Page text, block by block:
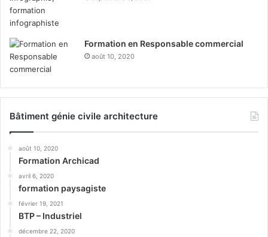
Formation en Responsable commercial
août 10, 2020
Bâtiment génie civile architecture
août 10, 2020
Formation Archicad
avril 6, 2020
formation paysagiste
février 19, 2021
BTP – Industriel
décembre 22, 2020